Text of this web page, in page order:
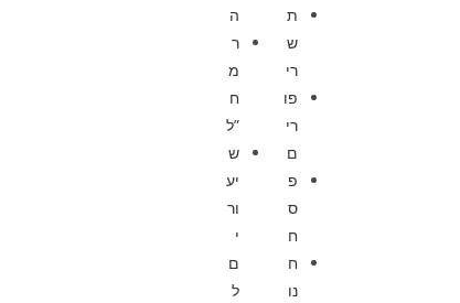
ת
ש
רי
פו
רי
ם
פ
ס
ח
ח
נו
ה
ר
מ
ח
”ל
ש
יע
ור
י
ם
ל